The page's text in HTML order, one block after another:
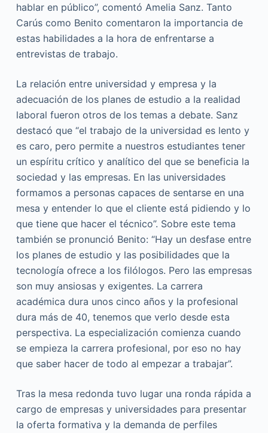
hablar en público”, comentó Amelia Sanz. Tanto
Carús como Benito comentaron la importancia de
estas habilidades a la hora de enfrentarse a
entrevistas de trabajo.
La relación entre universidad y empresa y la
adecuación de los planes de estudio a la realidad
laboral fueron otros de los temas a debate. Sanz
destacó que “el trabajo de la universidad es lento y
es caro, pero permite a nuestros estudiantes tener
un espíritu crítico y analítico del que se beneficia la
sociedad y las empresas. En las universidades
formamos a personas capaces de sentarse en una
mesa y entender lo que el cliente está pidiendo y lo
que tiene que hacer el técnico”. Sobre este tema
también se pronunció Benito: “Hay un desfase entre
los planes de estudio y las posibilidades que la
tecnología ofrece a los filólogos. Pero las empresas
son muy ansiosas y exigentes. La carrera
académica dura unos cinco años y la profesional
dura más de 40, tenemos que verlo desde esta
perspectiva. La especialización comienza cuando
se empieza la carrera profesional, por eso no hay
que saber hacer de todo al empezar a trabajar”.
Tras la mesa redonda tuvo lugar una ronda rápida a
cargo de empresas y universidades para presentar
la oferta formativa y la demanda de perfiles